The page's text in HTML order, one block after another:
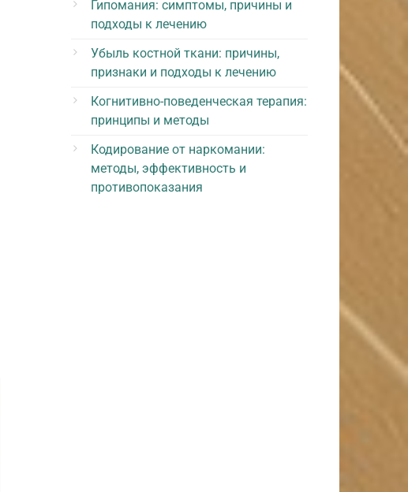
Гипомания: симптомы, причины и
подходы к лечению
Убыль костной ткани: причины,
признаки и подходы к лечению
Когнитивно-поведенческая терапия:
принципы и методы
Кодирование от наркомании:
методы, эффективность и
противопоказания